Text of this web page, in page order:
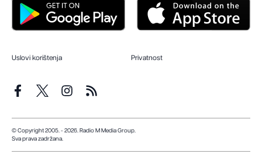
Uslovi korištenja Privatnost
© Copyright 2005. - 2026. Radio M Media Group.
Sva prava zadržana.